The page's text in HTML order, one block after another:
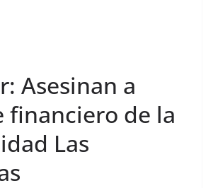
Asesinan a
financiero de la
Las